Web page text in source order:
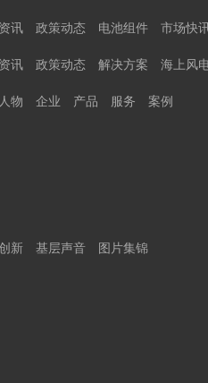
讯 政策动态 电池组件 市场快
讯 政策动态 解决方案 海上风
人物 企业 产品 服务 案例
新 基层声音 图片集锦